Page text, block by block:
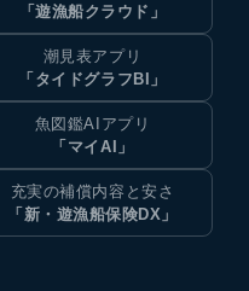
「遊漁船クラウド」
潮見表アプリ
「タイドグラフBI」
魚図鑑AIアプリ
「マイAI」
充実の補償内容と安さ
「新・遊漁船保険DX」